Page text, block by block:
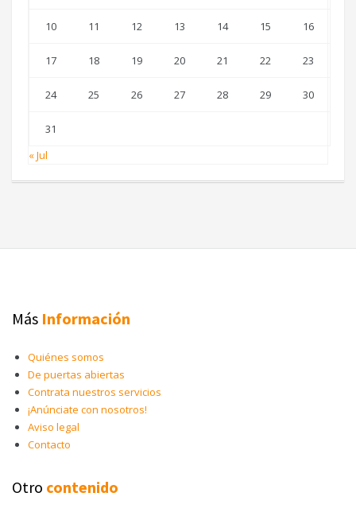
10 11 12 13 14 15 16
17 18 19 20 21 22 23
24 25 26 27 28 29 30
31
« Jul
Más Información
Quiénes somos
De puertas abiertas
Contrata nuestros servicios
¡Anúnciate con nosotros!
Aviso legal
Contacto
Otro contenido